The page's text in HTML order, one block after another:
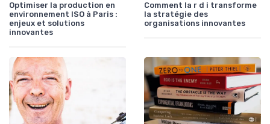
Optimiser la production en
environnement ISO à Paris :
enjeux et solutions
innovantes
Comment la r d i transforme
la stratégie des
organisations innovantes